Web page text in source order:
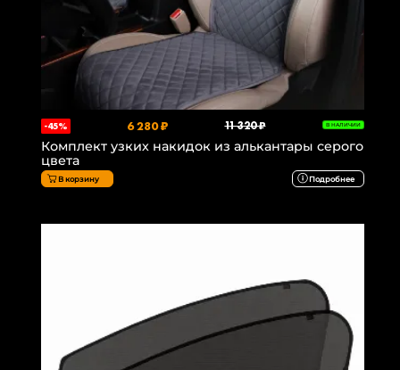
-45% 6 280 ₽ 11 320 ₽ В НАЛИЧИИ
Комплект узких накидок из алькантары серого
цвета
В корзину Подробнее